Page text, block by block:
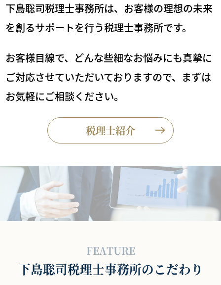
下島聡司税理士事務所は、 お客様の理想の未来
を創るサポートを行う税理士事務所です。
お客様目線で、どんな些細なお悩みにも真摯に
ご対応させていただいておりますので、まずは
お気軽にご相談ください。
税理士紹介
FEATURE
下島聡司税理士事務所のこだわり